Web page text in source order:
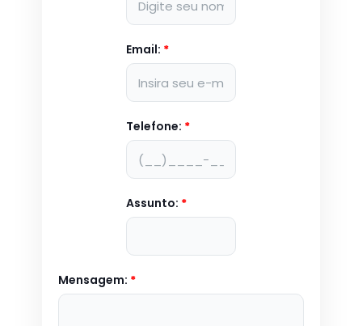
Email: *
Telefone: *
Assunto: *
Mensagem: *